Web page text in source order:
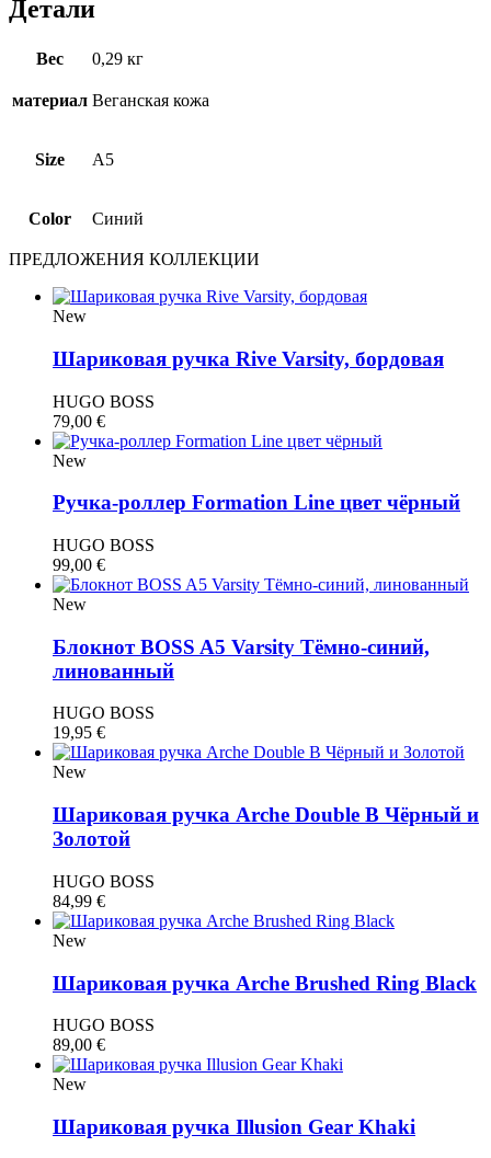
Детали
Вес 0,29 кг
материал Веганская кожа
Size A5
Color Синий
ПРЕДЛОЖЕНИЯ КОЛЛЕКЦИИ
New
Шариковая ручка Rive Varsity, бордовая
HUGO BOSS
79,00 €
New
Ручка-роллер Formation Line цвет чёрный
HUGO BOSS
99,00 €
New
Блокнот BOSS A5 Varsity Тёмно-синий,
линованный
HUGO BOSS
19,95 €
New
Шариковая ручка Arche Double B Чёрный и
Золотой
HUGO BOSS
84,99 €
New
Шариковая ручка Arche Brushed Ring Black
HUGO BOSS
89,00 €
New
Шариковая ручка Illusion Gear Khaki